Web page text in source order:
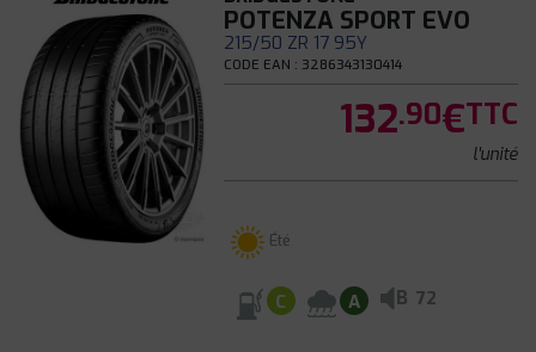
POTENZA SPORT EVO
215/50 ZR 17 95Y
CODE EAN : 3286343130414
132.90€TTC
l'unité
Été
C A B 72